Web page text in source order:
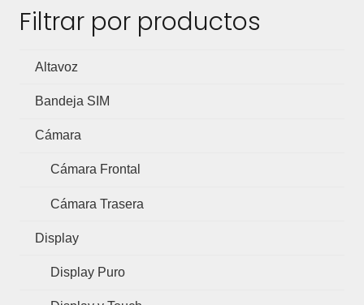
Filtrar por productos
Altavoz
Bandeja SIM
Cámara
Cámara Frontal
Cámara Trasera
Display
Display Puro